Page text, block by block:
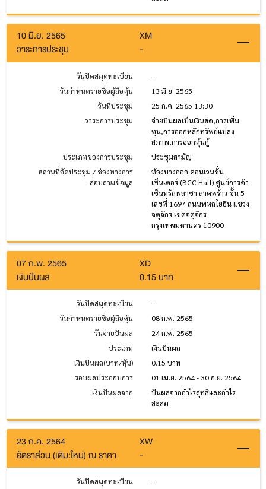
10 มิ.ย. 2565
XM
วาระการประชุม
-
วันปิดสมุดทะเบียน
-
วันกำหนดรายชื่อผู้ถือหุ้น
13 มิ.ย. 2565
วันที่ประชุม
25 ก.ค. 2565 13:30
วาระการประชุม
จ่ายปันผลเป็นเงินสด,การเพิ่ม
ทุน,การออกหลักทรัพย์แปลง
สภาพ,การออกหุ้นกู้
ประเภทของการประชุม
ประชุมสามัญ
สถานที่จัดประชุม / ช่องทางการ
สอบถามข้อมูล
ห้องบางกอก คอนเวนชั่น
เซ็นเตอร์ (BCC Hall) ศูนย์การค้า
เซ็นทรัลพลาซา ลาดพร้าว ชั้น 5
เลขที่ 1697 ถนนพหลโยธิน แขวง
จตุจักร เขตจตุจักร
กรุงเทพมหานคร 10900
07 ก.พ. 2565
XD
เงินปันผล
0.15 บาท
วันปิดสมุดทะเบียน
-
วันกำหนดรายชื่อผู้ถือหุ้น
08 ก.พ. 2565
วันจ่ายปันผล
24 ก.พ. 2565
ประเภท
เงินปันผล
เงินปันผล(บาท/หุ้น)
0.15 บาท
รอบผลประกอบการ
01 เม.ย. 2564 - 30 ก.ย. 2564
เงินปันผลจาก
ปันผลจากกำไรสุทธิและกำไร
สะสม
23 ก.ค. 2564
XW
อัตราส่วน (เดิม:ใหม่) ณ ราคา
-
วันปิดสมุดทะเบียน
-